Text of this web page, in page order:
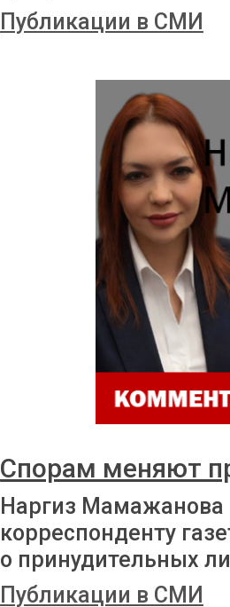
Публикации в СМИ
Спорам меняют
Наргиз
корреспонденту
о принудительных
Публикации в СМИ